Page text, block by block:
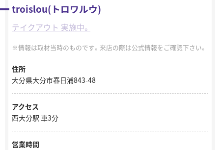
troislou(トロワルウ)
テイクアウト 実施中。
情報は取材当時のものです。来店の際は公式情報をご確認下さい。
住所
大分県大分市春日浦843-48
アクセス
西大分駅 車3分
営業時間